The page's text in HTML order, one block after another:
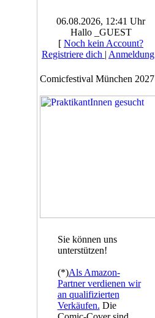
06.08.2026, 12:41 Uhr
Hallo _GUEST
[ Noch kein Account?
Registriere dich | Anmeldung
Comicfestival München 2027
Sie können uns
unterstützen!
(*)Als Amazon-
Partner verdienen wir
an qualifizierten
Verkäufen. Die